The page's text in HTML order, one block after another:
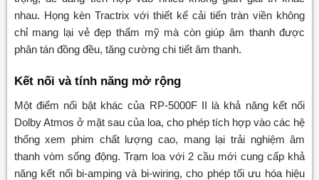
nhau. Họng kèn Tractrix với thiết kế cải tiến tràn viền không
chỉ mang lại vẻ đẹp thẩm mỹ mà còn giúp âm thanh được
phân tán đồng đều, tăng cường chi tiết âm thanh.
Kết nối và tính năng mở rộng
Một điểm nổi bật khác của RP-5000F II là khả năng kết nối
Dolby Atmos ở mặt sau của loa, cho phép tích hợp vào các hệ
thống xem phim chất lượng cao, mang lại trải nghiệm âm
thanh vòm sống động. Trạm loa với 2 cầu mới cung cấp khả
năng kết nối bi-amping và bi-wiring, cho phép tối ưu hóa hiệu